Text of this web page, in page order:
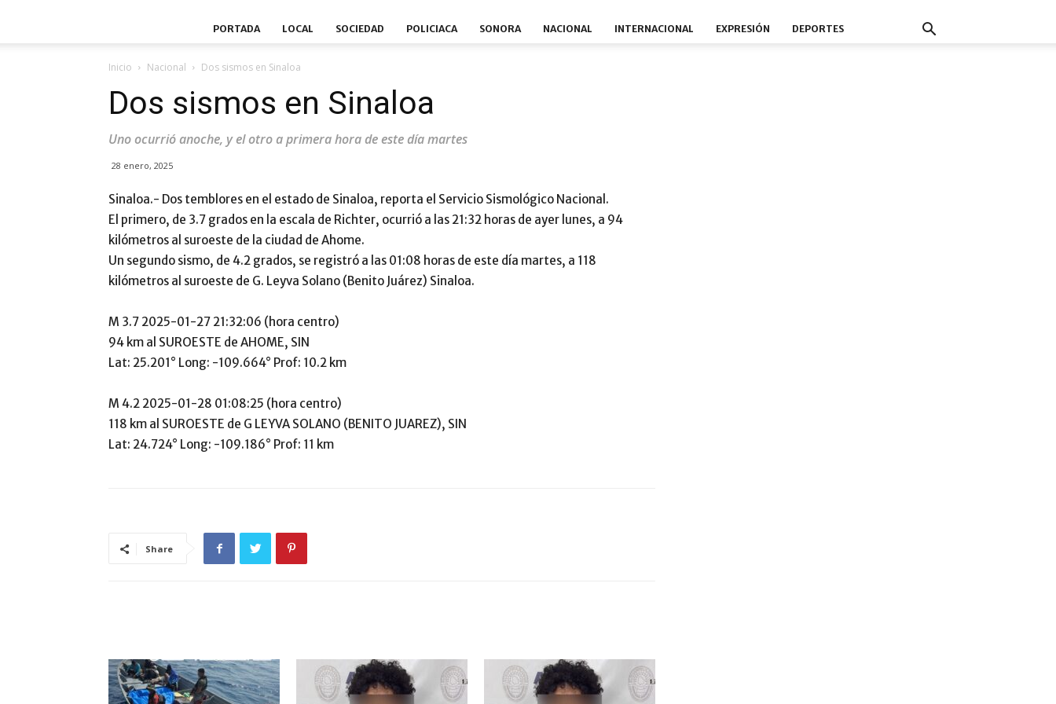
PORTADA LOCAL SOCIEDAD POLICIACA SONORA NACIONAL INTERNACIONAL EXPRESIÓN DEPORTES
Inicio Nacional Dos sismos en Sinaloa
Dos sismos en Sinaloa
Uno ocurrió anoche, y el otro a primera hora de este día martes
28 enero, 2025
Sinaloa.- Dos temblores en el estado de Sinaloa, reporta el Servicio Sismológico Nacional.
El primero, de 3.7 grados en la escala de Richter, ocurrió a las 21:32 horas de ayer lunes, a 94
kilómetros al suroeste de la ciudad de Ahome.
Un segundo sismo, de 4.2 grados, se registró a las 01:08 horas de este día martes, a 118
kilómetros al suroeste de G. Leyva Solano (Benito Juárez) Sinaloa.
M 3.7 2025-01-27 21:32:06 (hora centro)
94 km al SUROESTE de AHOME, SIN
Lat: 25.201° Long: -109.664° Prof: 10.2 km
M 4.2 2025-01-28 01:08:25 (hora centro)
118 km al SUROESTE de G LEYVA SOLANO (BENITO JUAREZ), SIN
Lat: 24.724° Long: -109.186° Prof: 11 km
Share